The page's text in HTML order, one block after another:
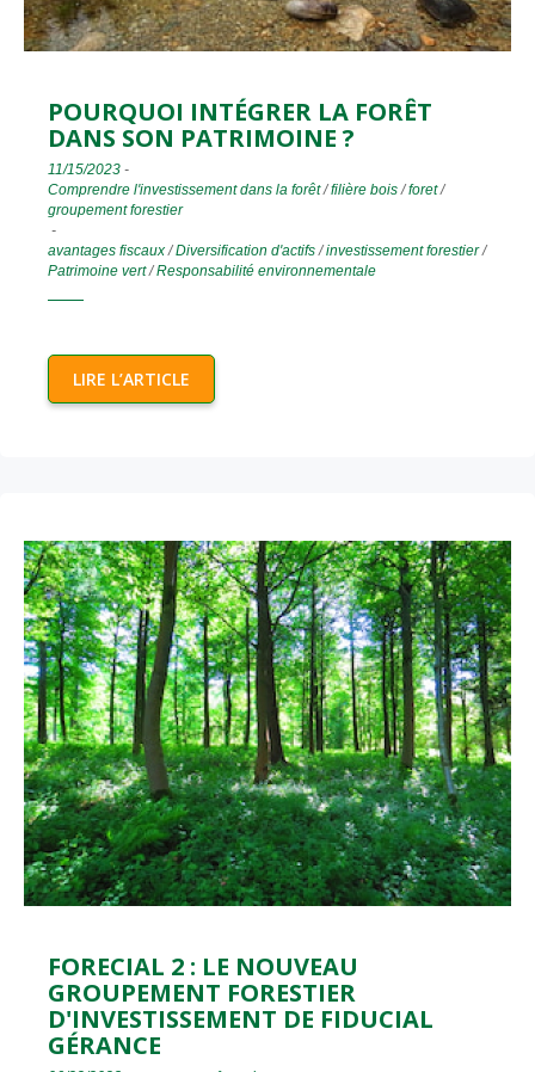
POURQUOI INTÉGRER LA FORÊT
DANS SON PATRIMOINE ?
11/15/2023 -
Comprendre l'investissement dans la forêt/filière bois/foret/
groupement forestier
-
avantages fiscaux/Diversification d'actifs/investissement forestier/
Patrimoine vert/Responsabilité environnementale
LIRE L’ARTICLE
FORECIAL 2 : LE NOUVEAU
GROUPEMENT FORESTIER
D'INVESTISSEMENT DE FIDUCIAL
GÉRANCE